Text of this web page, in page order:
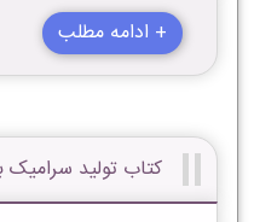
+ ادامه مطلب
کتاب تولید